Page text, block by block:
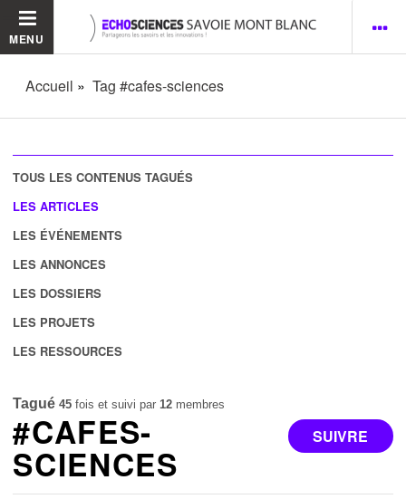
MENU
Accueil Tag #cafes-sciences
TOUS LES CONTENUS TAGUÉS
LES ARTICLES
LES ÉVÉNEMENTS
LES ANNONCES
LES DOSSIERS
LES PROJETS
LES RESSOURCES
Tagué 45 fois et suivi par 12 membres
SUIVRE
#CAFES-
SCIENCES